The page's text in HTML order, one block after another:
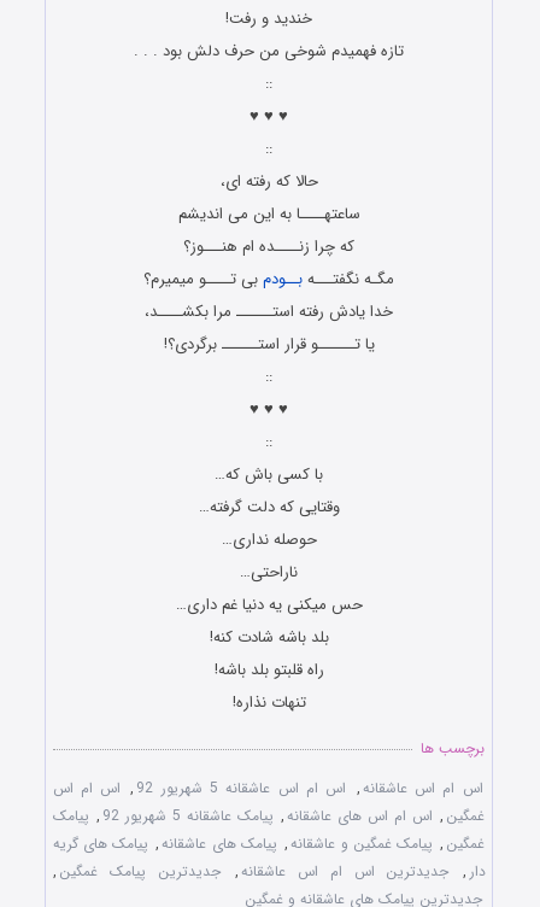
خندید و رفت!
تازه فهمیدم شوخی من حرف دلش بود . . .
::
♥ ♥ ♥
::
حالا که رفته ای،
ساعتهــــا به این می اندیشم
که چرا زنــــده ام هنـــوز؟
مگـه نگفتـــهبــودمبی تــــو میمیرم؟
خدا یادش رفته استــــــ مرا بکشــــد،
یا تــــــو قرار استــــــ برگردی؟!
::
♥ ♥ ♥
::
با کسی باش که…
وقتایی که دلت گرفته…
حوصله نداری…
ناراحتی…
حس میکنی یه دنیا غم داری…
بلد باشه شادت کنه!
راه قلبتو بلد باشه!
تنهات نذاره!
برچسب ها
اس ام اس عاشقانه, اس ام اس عاشقانه 5 شهریور 92 , اس ام اس
غمگین , اس ام اس های عاشقانه, پیامک عاشقانه 5 شهریور 92 , پیامک
غمگین , پیامک غمگین و عاشقانه, پیامک های عاشقانه, پیامک های گریه
دار , جدیدترین اس ام اس عاشقانه, جدیدترین پیامک غمگین ,
جدیدترین پیامک های عاشقانه و غمگین